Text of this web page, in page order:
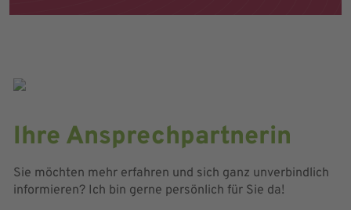
Ihre Ansprechpartnerin
Sie möchten mehr erfahren und sich ganz unverbindlich
informieren? Ich bin gerne persönlich für Sie da!